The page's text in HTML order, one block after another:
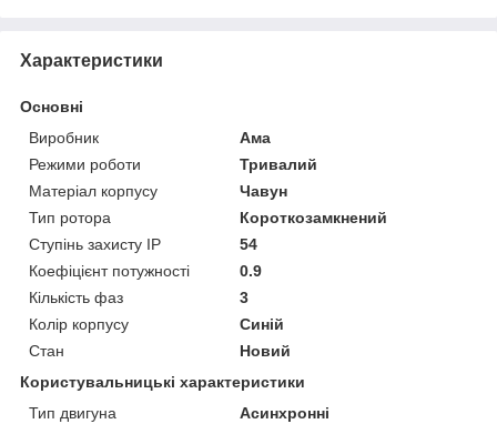
Характеристики
Основні
Виробник
Ама
Режими роботи
Тривалий
Матеріал корпусу
Чавун
Тип ротора
Короткозамкнений
Ступінь захисту IP
54
Коефіцієнт потужності
0.9
Кількість фаз
3
Колір корпусу
Синій
Стан
Новий
Користувальницькі характеристики
Тип двигуна
Асинхронні